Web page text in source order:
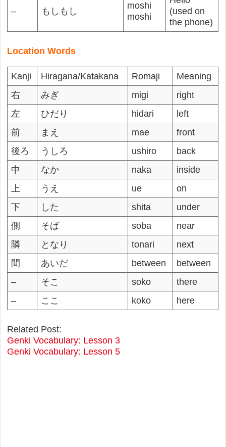
– もしもし
moshi
moshi
(used on
the phone)
Location Words
Kanji Hiragana/Katakana Romaji
Meaning
右
みぎ migi
right
左
ひだり hidari
left
前
まえ mae
front
後ろ
うしろ ushiro
back
中
なか naka
inside
上
うえ ue
on
下
した shita
under
側
そば soba
near
隣
となり tonari
next
間
あいだ between
between
–
そこ soko
there
–
ここ koko here
Related Post:
Genki Vocabulary: Lesson 3
Genki Vocabulary: Lesson 5